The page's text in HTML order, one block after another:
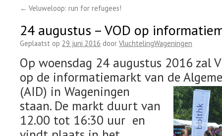
← Veluweloop: run for refugees!
24 augustus – VOD op
Geplaatst op 29 juni 2016 door VluchtelingWageningen
Op woensdag 24 augustus 2016 zal
op de informatiemarkt van de
(AID) in Wageningen
staan. De markt duurt van
12.00 tot 16:30 uur en